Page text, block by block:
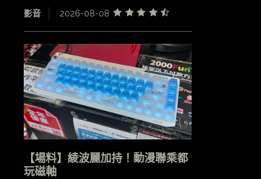
影音 2026-08-08
【場料】綾波麗加持！動漫聯乘都
玩磁軸